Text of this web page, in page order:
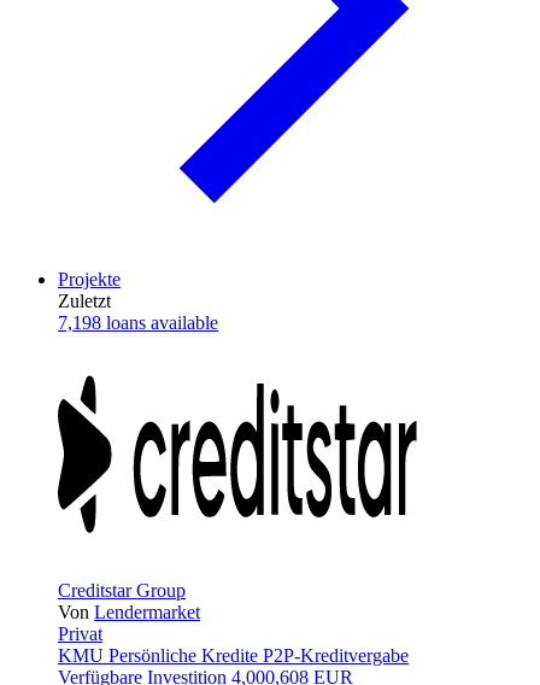
Projekte
Zuletzt
7,198 loans available
Creditstar Group
Von Lendermarket
Privat
KMU Persönliche Kredite P2P-Kreditvergabe
Verfügbare Investition 4,000,608 EUR